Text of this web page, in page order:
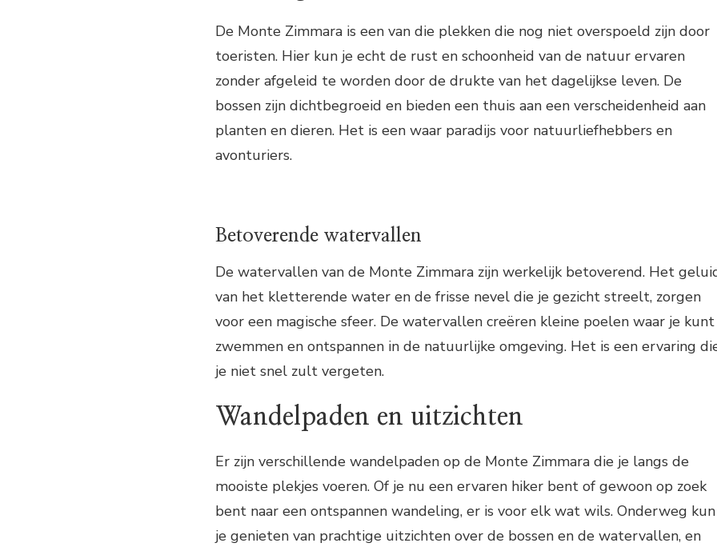
De Monte Zimmara is een van die plekken die nog niet overspoeld zijn door
toeristen. Hier kun je echt de rust en schoonheid van de natuur ervaren
zonder afgeleid te worden door de drukte van het dagelijkse leven. De
bossen zijn dichtbegroeid en bieden een thuis aan een verscheidenheid aan
planten en dieren. Het is een waar paradijs voor natuurliefhebbers en
avonturiers.
Betoverende watervallen
De watervallen van de Monte Zimmara zijn werkelijk betoverend. Het
van het kletterende water en de frisse nevel die je gezicht streelt, zorgen
voor een magische sfeer. De watervallen creëren kleine poelen waar je kunt
zwemmen en ontspannen in de natuurlijke omgeving. Het is een ervaring
je niet snel zult vergeten.
Wandelpaden en uitzichten
Er zijn verschillende wandelpaden op de Monte Zimmara die je langs de
mooiste plekjes voeren. Of je nu een ervaren hiker bent of gewoon op zoek
bent naar een ontspannen wandeling, er is voor elk wat wils. Onderweg kun
je genieten van prachtige uitzichten over de bossen en de watervallen, en